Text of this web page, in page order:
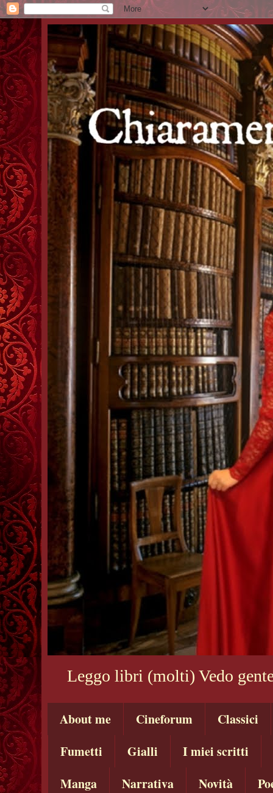
Leggo libri (molti) Vedo
About me Cineforum
Classici
Fumetti
Gialli
I miei scritti
Manga
Narrativa Novità